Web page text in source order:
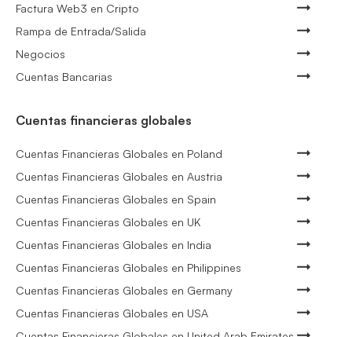
Factura Web3 en Cripto
Rampa de Entrada/Salida
Negocios
Cuentas Bancarias
Cuentas financieras globales
Cuentas Financieras Globales en Poland
Cuentas Financieras Globales en Austria
Cuentas Financieras Globales en Spain
Cuentas Financieras Globales en UK
Cuentas Financieras Globales en India
Cuentas Financieras Globales en Philippines
Cuentas Financieras Globales en Germany
Cuentas Financieras Globales en USA